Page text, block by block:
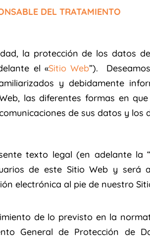
DEL TRATAMIENTO
la protección de los datos
el «Sitio Web”).
y debidamente
las diferentes formas en
de sus datos y los
texto legal (en adelante la “
de este Sitio Web y será
electrónica al pie de nuestro
de lo previsto en la
General de Protección de